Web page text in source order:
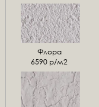
Флора
6590 р/м2